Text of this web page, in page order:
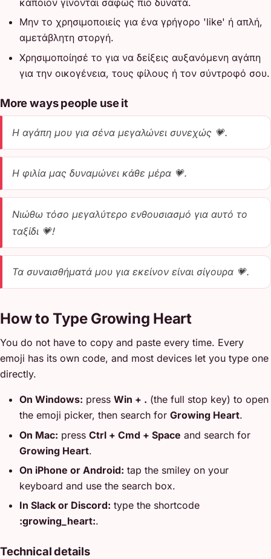
Μην το χρησιμοποιείς για ένα γρήγορο 'like' ή απλή,
αμετάβλητη στοργή.
Χρησιμοποίησέ το για να δείξεις αυξανόμενη αγάπη
για την οικογένεια, τους φίλους ή τον σύντροφό σου.
More ways people use it
Η αγάπη μου για σένα μεγαλώνει συνεχώς 💗.
Η φιλία μας δυναμώνει κάθε μέρα 💗.
Νιώθω τόσο μεγαλύτερο ενθουσιασμό για αυτό το
ταξίδι 💗!
Τα συναισθήματά μου για εκείνον είναι σίγουρα 💗.
How to Type Growing Heart
You do not have to copy and paste every time. Every
emoji has its own code, and most devices let you type one
directly.
On Windows: press Win + . (the full stop key) to open
the emoji picker, then search for Growing Heart.
On Mac: press Ctrl + Cmd + Space and search for
Growing Heart.
On iPhone or Android: tap the smiley on your
keyboard and use the search box.
In Slack or Discord: type the shortcode
:growing_heart:.
Technical details